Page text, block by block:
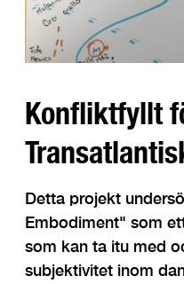
Konfliktfyllt
Detta projekt
Embodiment" som
som kan ta itu med
subjektivitet inom